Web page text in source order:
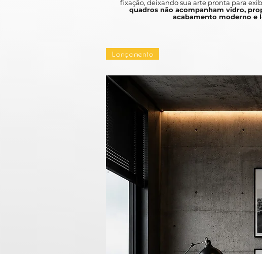
fixação, deixando sua arte pronta para
quadros não acompanham vidro,
acabamento moderno e
Lançamento